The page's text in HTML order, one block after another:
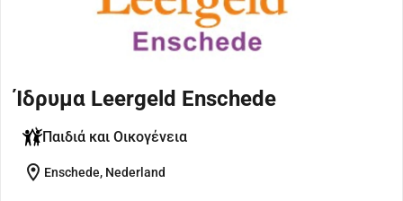
Ίδρυμα Leergeld Enschede
Παιδιά και Οικογένεια
location_on Enschede, Nederland